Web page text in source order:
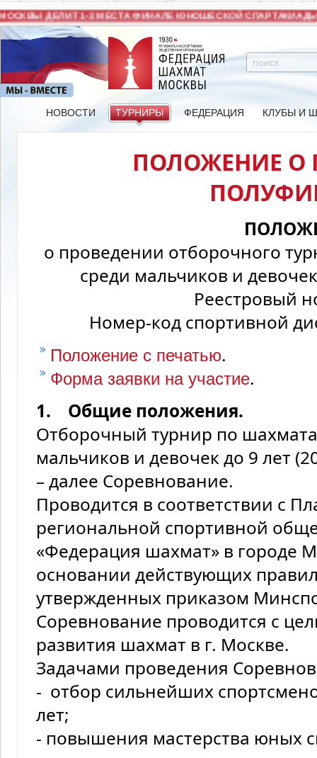
ДЕЛИТ 1-3 МЕСТА ФИНАЛЕ ЮНОШЕСКОЙ СПАРТАКИАДЫ
НОВОСТИ ТУРНИРЫ ФЕДЕРАЦИЯ КЛУБЫ И
ПОЛОЖЕНИЕ О
о проведении отборочного
среди мальчиков и
Реестровый
Номер-код спортивной
Положение с печатью.
Форма заявки на участие.
1. Общие положения.
Отборочный турнир по
мальчиков и девочек до 9 лет
– далее Соревнование.
Проводится в соответствии с
региональной спортивной
«Федерация шахмат» в городе
основании действующих
утвержденных приказом
Соревнование проводится с
развития шахмат в г. Москве.
Задачами проведения
- отбор сильнейших
лет;
- повышения мастерства юных